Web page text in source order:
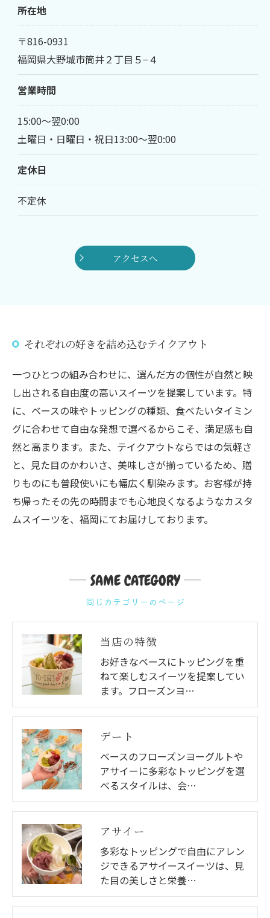
所在地
〒816-0931
福岡県大野城市筒井２丁目５−４
営業時間
15:00～翌0:00
土曜日・日曜日・祝日13:00～翌0:00
定休日
不定休
アクセスへ
それぞれの好きを詰め込むテイクアウト
一つひとつの組み合わせに、選んだ方の個性が自然と映
し出される自由度の高いスイーツを提案しています。特
に、ベースの味やトッピングの種類、食べたいタイミン
グに合わせて自由な発想で選べるからこそ、満足感も自
然と高まります。また、テイクアウトならではの気軽さ
と、見た目のかわいさ、美味しさが揃っているため、贈
りものにも普段使いにも幅広く馴染みます。お客様が持
ち帰ったその先の時間までも心地良くなるようなカスタ
ムスイーツを、福岡にてお届けしております。
同じカテゴリーのページ
SAME CATEGORY
当店の特徴
お好きなベースにトッピングを重
ねて楽しむスイーツを提案してい
ます。フローズンヨ…
デート
ベースのフローズンヨーグルトや
アサイーに多彩なトッピングを選
べるスタイルは、会…
アサイー
多彩なトッピングで自由にアレン
ジできるアサイースイーツは、見
た目の美しさと栄養…